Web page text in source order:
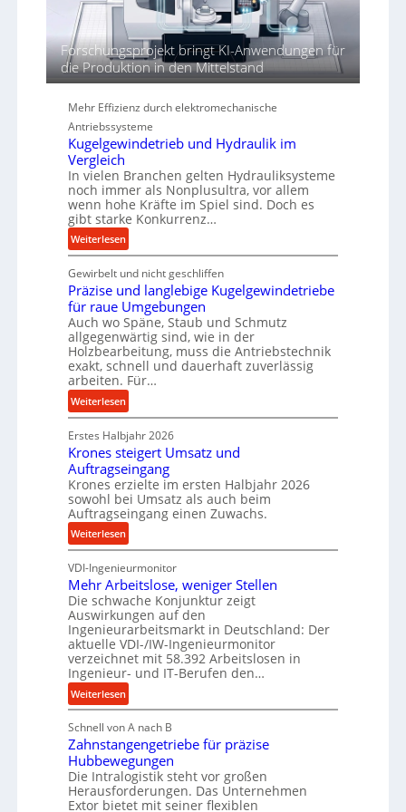
d
i
e
e
r
f
o
r
m
a
n
c
e
b
e
i
m
D
r
ü
c
p
r
o
z
e
s
s
Forschungsprojekt bringt KI-Anwendungen für
die Produktion in den Mittelstand
Mehr Effizienz durch elektromechanische
Antriebssysteme
Kugelgewindetrieb und Hydraulik im
Vergleich
In vielen Branchen gelten Hydrauliksysteme
noch immer als Nonplusultra, vor allem
wenn hohe Kräfte im Spiel sind. Doch es
gibt starke Konkurrenz…
Weiterlesen:
K
u
g
e
l
g
e
w
i
n
e
t
r
i
e
b
u
n
d
H
y
d
r
a
u
l
i
m
V
e
Gewirbelt und nicht geschliffen
Präzise und langlebige Kugelgewindetriebe
für raue Umgebungen
Auch wo Späne, Staub und Schmutz
allgegenwärtig sind, wie in der
Holzbearbeitung, muss die Antriebstechnik
exakt, schnell und dauerhaft zuverlässig
arbeiten. Für…
Weiterlesen:
P
r
ä
z
i
s
e
u
n
d
l
a
n
g
l
e
b
i
g
e
K
u
g
Erstes Halbjahr 2026
Krones steigert Umsatz und
Auftragseingang
Krones erzielte im ersten Halbjahr 2026
sowohl bei Umsatz als auch beim
Auftragseingang einen Zuwachs.
Weiterlesen:
K
r
o
n
e
s
s
t
e
i
g
e
r
t
U
m
VDI-Ingenieurmonitor
Mehr Arbeitslose, weniger Stellen
Die schwache Konjunktur zeigt
Auswirkungen auf den
Ingenieurarbeitsmarkt in Deutschland: Der
aktuelle VDI-/IW-Ingenieurmonitor
verzeichnet mit 58.392 Arbeitslosen in
Ingenieur- und IT-Berufen den…
Weiterlesen:
M
e
h
r
A
r
Schnell von A nach B
Zahnstangengetriebe für präzise
Hubbewegungen
Die Intralogistik steht vor großen
Herausforderungen. Das Unternehmen
Extor bietet mit seiner flexiblen